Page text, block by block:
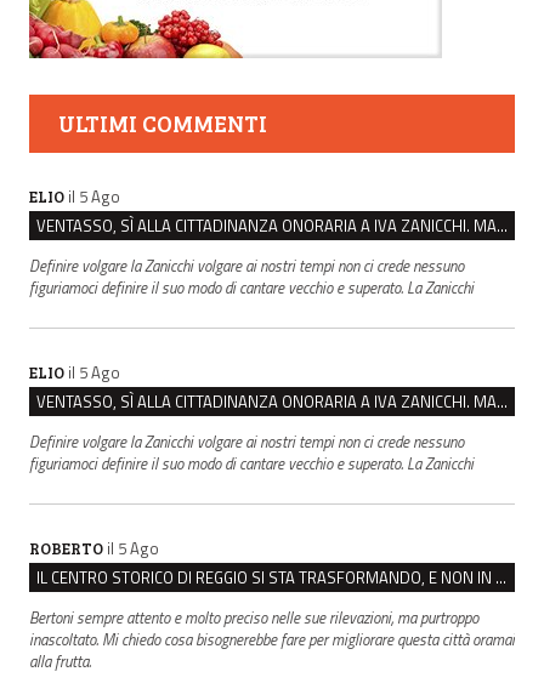
ULTIMI COMMENTI
ELIO il 5 Ago
VENTASSO, SÌ ALLA CITTADINANZA ONORARIA A IVA ZANICCHI. MA BARGIACCHI: “È DI PESSIMO GUSTO”
Definire volgare la Zanicchi volgare ai nostri tempi non ci crede nessuno
figuriamoci definire il suo modo di cantare vecchio e superato. La Zanicchi
ELIO il 5 Ago
VENTASSO, SÌ ALLA CITTADINANZA ONORARIA A IVA ZANICCHI. MA BARGIACCHI: “È DI PESSIMO GUSTO”
Definire volgare la Zanicchi volgare ai nostri tempi non ci crede nessuno
figuriamoci definire il suo modo di cantare vecchio e superato. La Zanicchi
ROBERTO il 5 Ago
IL CENTRO STORICO DI REGGIO SI STA TRASFORMANDO, E NON IN MEGLIO
Bertoni sempre attento e molto preciso nelle sue rilevazioni, ma purtroppo
inascoltato. Mi chiedo cosa bisognerebbe fare per migliorare questa città oramai
alla frutta.